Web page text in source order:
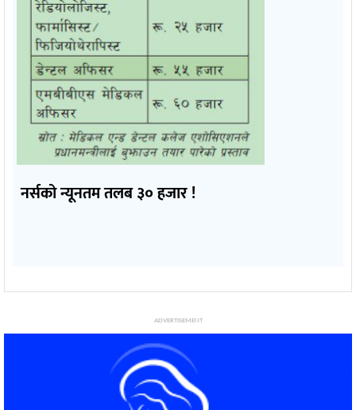
नर्सको न्यूनतम तलब ३० हजार !
ADVERTISEMENT